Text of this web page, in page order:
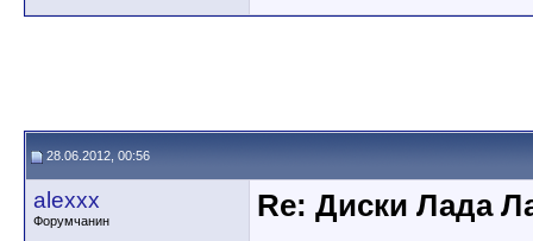
28.06.2012, 00:56
alexxx
Форумчанин
Re: Диски Лада